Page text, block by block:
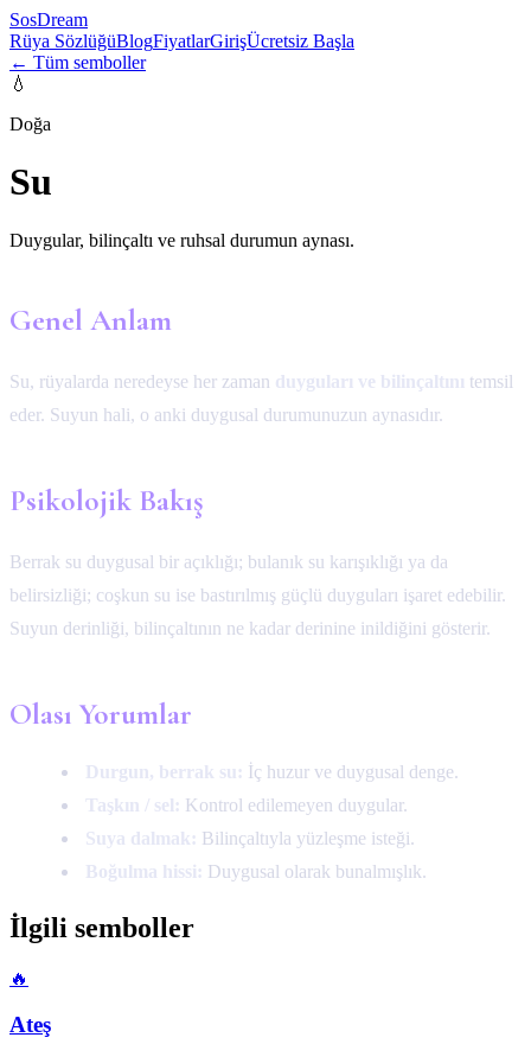
SosDream
Rüya SözlüğüBlogFiyatlarGirişÜcretsiz Başla
← Tüm semboller
💧
Doğa
Su
Duygular, bilinçaltı ve ruhsal durumun aynası.
Genel Anlam
Su, rüyalarda neredeyse her zaman duyguları ve bilinçaltını temsil
eder. Suyun hali, o anki duygusal durumunuzun aynasıdır.
Psikolojik Bakış
Berrak su duygusal bir açıklığı; bulanık su karışıklığı ya da
belirsizliği; coşkun su ise bastırılmış güçlü duyguları işaret edebilir.
Suyun derinliği, bilinçaltının ne kadar derinine inildiğini gösterir.
Olası Yorumlar
Durgun, berrak su:
İç huzur ve duygusal denge.
Taşkın / sel: Kontrol edilemeyen duygular.
Suya dalmak: Bilinçaltıyla yüzleşme isteği.
Boğulma hissi: Duygusal olarak bunalmışlık.
İlgili semboller
🔥
Ateş